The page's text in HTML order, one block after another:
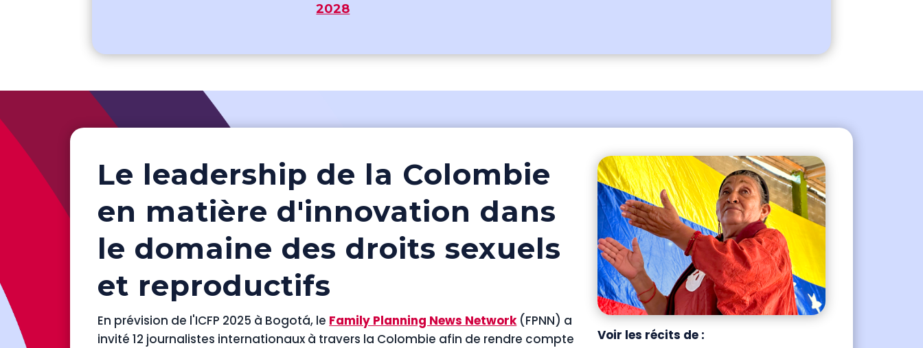
2028
Le leadership de la Colombie
en matière d'innovation dans
le domaine des droits sexuels
et reproductifs
En prévision de l'ICFP 2025 à Bogotá, le Family Planning News Network(FPNN) a
invité 12 journalistes internationaux à travers la Colombie afin de rendre compte
Voir les récits de :